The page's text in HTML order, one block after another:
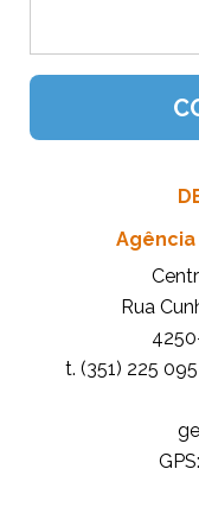
Rua
t. (351) 225